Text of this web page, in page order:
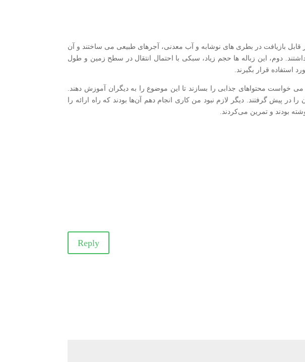
بازیافت در بطری های نوشابه و آب معدنی، آجرهای طبیعی می ساختند و آن
دوم، این زباله ها حجم زیاد، سبکی با احتمال انتقال در سطح زمین و طول
استفاده قرار بگیرند.
خواست محتواهای جذابی را بسازند تا این موضوع را به دیگران آموزش دهند.
در پیش گرفتند. دیگر لازم نبود من کاری انجام دهم آن‌ها بودند که راه ارائه را
بودند و تمرین می‌کردند.
Reply